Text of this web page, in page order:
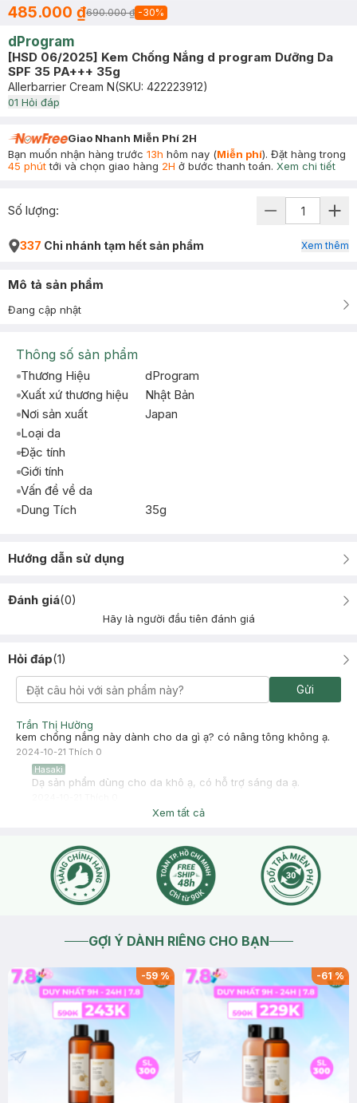
485.000 ₫690.000 ₫ -30%
dProgram
[HSD 06/2025] Kem Chống Nắng d program Dưỡng Da
SPF 35 PA+++ 35g
Allerbarrier Cream N(SKU: 422223912)
01 Hỏi đáp
Giao Nhanh Miễn Phí 2H
Bạn muốn nhận hàng trước 13h hôm nay (Miễn phí). Đặt hàng trong
45 phúttới và chọn giao hàng 2H ở bước thanh toán. Xem chi tiết
Số lượng:
337 Chi nhánh tạm hết sản phẩm Xem thêm
Mô tả sản phẩm
Đang cập nhật
Thông số sản phẩm
Thương Hiệu
dProgram
Xuất xứ thương hiệu
Nhật Bản
Nơi sản xuất
Japan
Loại da
Đặc tính
Giới tính
Vấn đề về da
Dung Tích
35g
Hướng dẫn sử dụng
Đánh giá(0)
Hãy là người đầu tiên đánh giá
Hỏi đáp(1)
Gửi
Trần Thị Hường
kem chống nắng này dành cho da gì ạ? có nâng tông không ạ.
2024-10-21 Thích 0
Hasaki
Dạ sản phẩm dùng cho da khô ạ, có hỗ trợ sáng da ạ.
Xem tất cả
GỢI Ý DÀNH RIÊNG CHO BẠN
-59% -61%